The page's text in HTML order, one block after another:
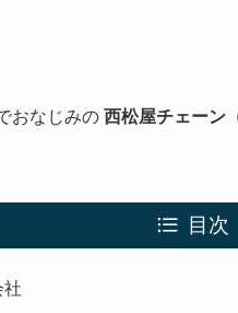
おなじみの 西松屋チェーン
目次
社